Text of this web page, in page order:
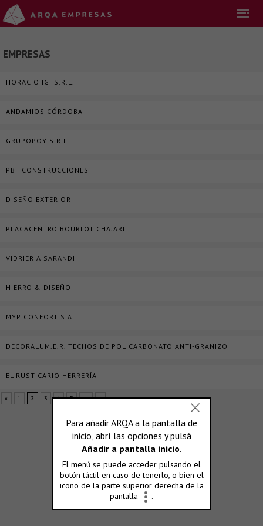
EMPRESAS
HORACIO IGI S.R.L.
ANDAMIOS CÓRDOBA
GRUPOPOY S.R.L.
PBF CONSTRUCCIONES
DISEÑO EXTERIOR
PLACACENTRO BOURLOT CHAJARI
VIDRIERÍA SARANDÍ
HIERRO & DISEÑO
MYP CONFORT S.A.
DECORALUM.E.R. TECHOS DE POLICARBONATO ANTI-GRANIZO
EL RUSTICARIO HERRERÍA
« 1 2 3 4 5 ... »